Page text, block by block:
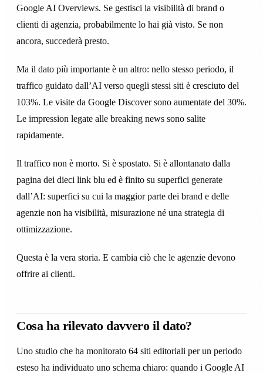
Google AI Overviews. Se gestisci la visibilità di brand o
clienti di agenzia, probabilmente lo hai già visto. Se non
ancora, succederà presto.
Ma il dato più importante è un altro: nello stesso periodo, il
traffico guidato dall’AI verso quegli stessi siti è cresciuto del
103%. Le visite da Google Discover sono aumentate del 30%.
Le impression legate alle breaking news sono salite
rapidamente.
Il traffico non è morto. Si è spostato. Si è allontanato dalla
pagina dei dieci link blu ed è finito su superfici generate
dall’AI: superfici su cui la maggior parte dei brand e delle
agenzie non ha visibilità, misurazione né una strategia di
ottimizzazione.
Questa è la vera storia. E cambia ciò che le agenzie devono
offrire ai clienti.
Cosa ha rilevato davvero il dato?
Uno studio che ha monitorato 64 siti editoriali per un periodo
esteso ha individuato uno schema chiaro: quando i Google AI